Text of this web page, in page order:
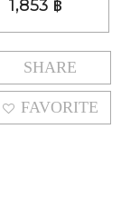
1,853 ฿
SHARE
FAVORITE